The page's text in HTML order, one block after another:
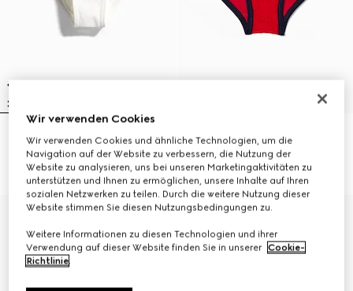
Kinder-Badeanzug aus Jersey mit
Print
€ 390
Kinder-Badeanzug aus
GG Frottee
€ 290
Wir verwenden Cookies
Wir verwenden Cookies und ähnliche Technologien, um die
Navigation auf der Website zu verbessern, die Nutzung der
Website zu analysieren, uns bei unseren Marketingaktivitäten zu
unterstützen und Ihnen zu ermöglichen, unsere Inhalte auf Ihren
sozialen Netzwerken zu teilen. Durch die weitere Nutzung dieser
Website stimmen Sie diesen Nutzungsbedingungen zu.
Weitere Informationen zu diesen Technologien und ihrer
Verwendung auf dieser Website finden Sie in unserer Cookie-
Richtlinie.